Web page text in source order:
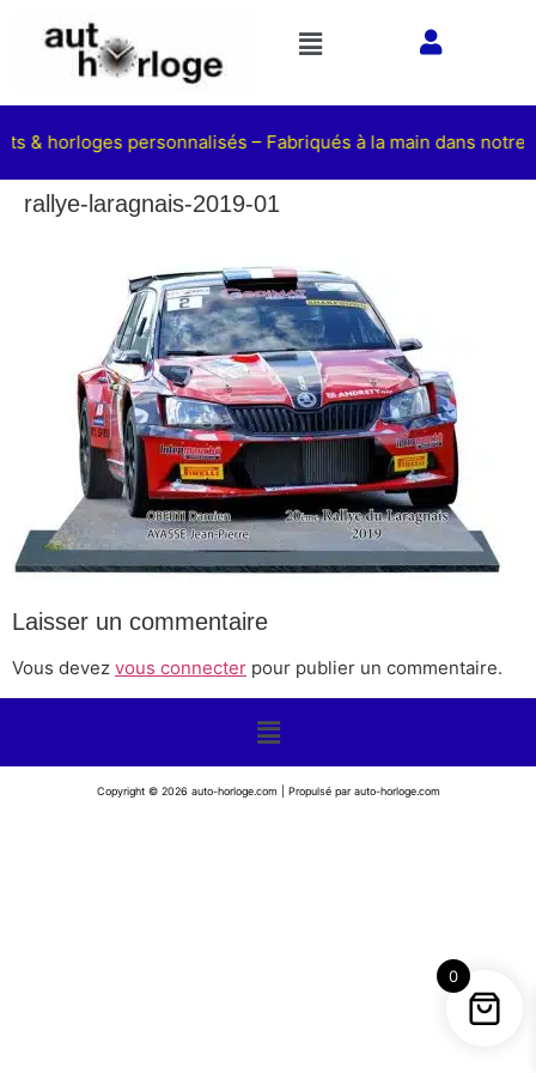
& horloges personnalisés – Fabriqués à la main dans
rallye-laragnais-2019-01
Laisser un commentaire
Vous devez vous connecter pour publier un commentaire.
Copyright © 2026 auto-horloge.com | Propulsé par auto-horloge.com
0